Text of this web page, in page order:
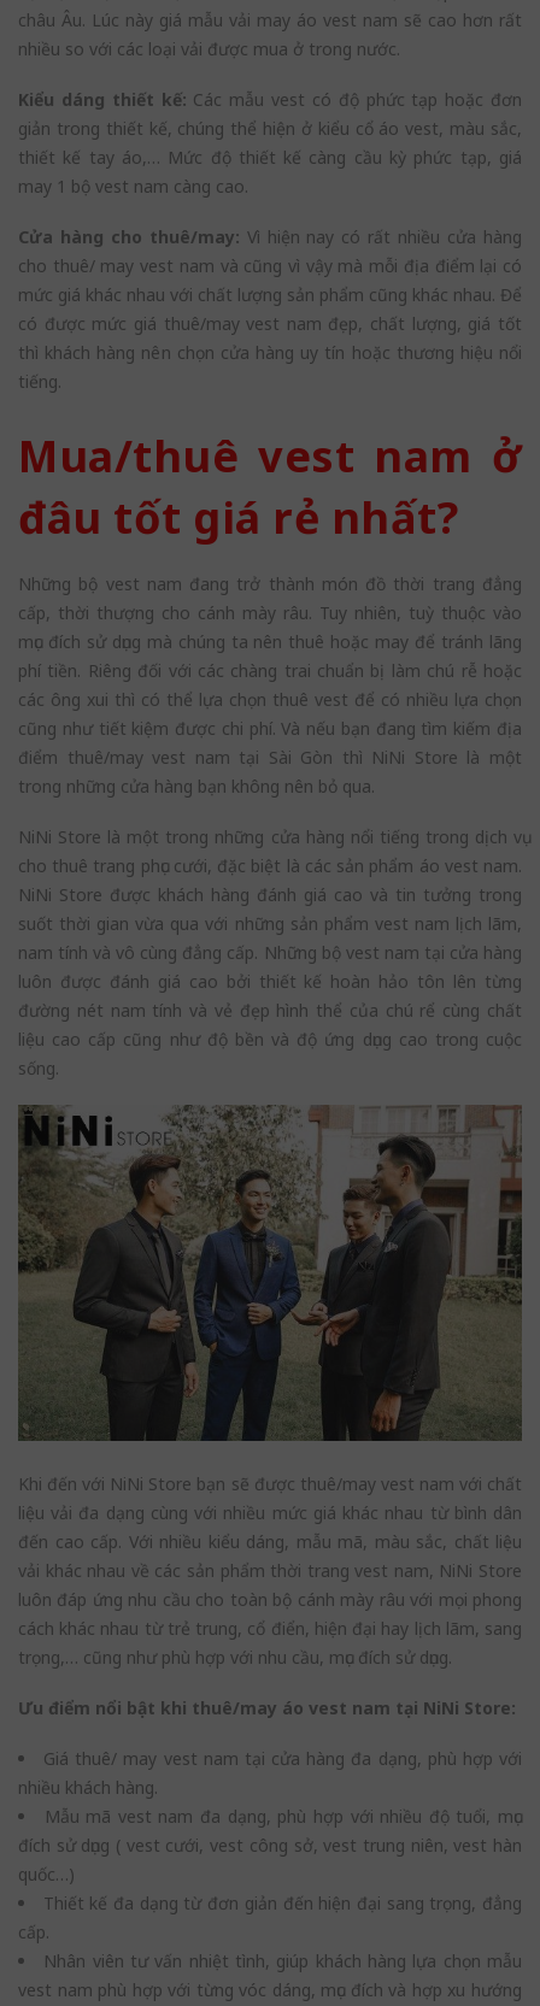
châu Âu. Lúc này giá mẫu vải may áo vest nam sẽ cao hơn rất
nhiều so với các loại vải được mua ở trong nước.
Kiểu dáng thiết kế: Các mẫu vest có độ phức tạp hoặc đơn
giản trong thiết kế, chúng thể hiện ở kiểu cổ áo vest, màu sắc,
thiết kế tay áo,… Mức độ thiết kế càng cầu kỳ phức tạp, giá
may 1 bộ vest nam càng cao.
Cửa hàng cho thuê/may: Vì hiện nay có rất nhiều cửa hàng
cho thuê/ may vest nam và cũng vì vậy mà mỗi địa điểm lại có
mức giá khác nhau với chất lượng sản phẩm cũng khác nhau. Để
có được mức giá thuê/may vest nam đẹp, chất lượng, giá tốt
thì khách hàng nên chọn cửa hàng uy tín hoặc thương hiệu nổi
tiếng.
Mua/thuê vest nam ở
đâu tốt giá rẻ nhất?
Những bộ vest nam đang trở thành món đồ thời trang đẳng
cấp, thời thượng cho cánh mày râu. Tuy nhiên, tuỳ thuộc vào
mục đích sử dụng mà chúng ta nên thuê hoặc may để tránh lãng
phí tiền. Riêng đối với các chàng trai chuẩn bị làm chú rễ hoặc
các ông xui thì có thể lựa chọn thuê vest để có nhiều lựa chọn
cũng như tiết kiệm được chi phí. Và nếu bạn đang tìm kiếm địa
điểm thuê/may vest nam tại Sài Gòn thì NiNi Store là một
trong những cửa hàng bạn không nên bỏ qua.
NiNi Store là một trong những cửa hàng nổi tiếng trong dịch vụ
cho thuê trang phục cưới, đặc biệt là các sản phẩm áo vest nam.
NiNi Store được khách hàng đánh giá cao và tin tưởng trong
suốt thời gian vừa qua với những sản phẩm vest nam lịch lãm,
nam tính và vô cùng đẳng cấp. Những bộ vest nam tại cửa hàng
luôn được đánh giá cao bởi thiết kế hoàn hảo tôn lên từng
đường nét nam tính và vẻ đẹp hình thể của chú rể cùng chất
liệu cao cấp cũng như độ bền và độ ứng dụng cao trong cuộc
sống.
Khi đến với NiNi Store bạn sẽ được thuê/may vest nam với chất
liệu vải đa dạng cùng với nhiều mức giá khác nhau từ bình dân
đến cao cấp. Với nhiều kiểu dáng, mẫu mã, màu sắc, chất liệu
vải khác nhau về các sản phẩm thời trang vest nam, NiNi Store
luôn đáp ứng nhu cầu cho toàn bộ cánh mày râu với mọi phong
cách khác nhau từ trẻ trung, cổ điển, hiện đại hay lịch lãm, sang
trọng,… cũng như phù hợp với nhu cầu, mục đích sử dụng.
Ưu điểm nổi bật khi thuê/may áo vest nam tại NiNi Store:
Giá thuê/ may vest nam tại cửa hàng đa dạng, phù hợp với
nhiều khách hàng.
Mẫu mã vest nam đa dạng, phù hợp với nhiều độ tuổi, mục
đích sử dụng ( vest cưới, vest công sở, vest trung niên, vest hàn
quốc…)
Thiết kế đa dạng từ đơn giản đến hiện đại sang trọng, đẳng
cấp.
Nhân viên tư vấn nhiệt tình, giúp khách hàng lựa chọn mẫu
vest nam phù hợp với từng vóc dáng, mục đích và hợp xu hướng